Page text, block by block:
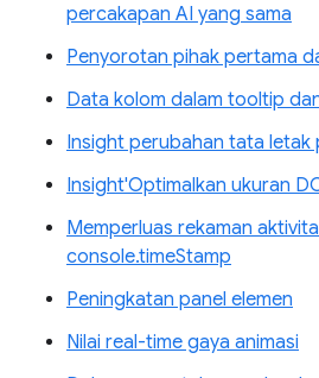
percakapan AI yang sama
Penyorotan pihak pertama
Data kolom dalam tooltip
Insight perubahan tata letak
Insight'Optimalkan ukuran
Memperluas rekaman
console.timeStamp
Peningkatan panel elemen
Nilai real-time gaya animasi